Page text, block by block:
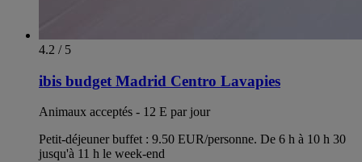
4.2 / 5
ibis budget Madrid Centro Lavapies
Animaux acceptés - 12 E par jour
Petit-déjeuner buffet : 9.50 EUR/personne. De 6 h à 10 h 30
jusqu'à 11 h le week-end